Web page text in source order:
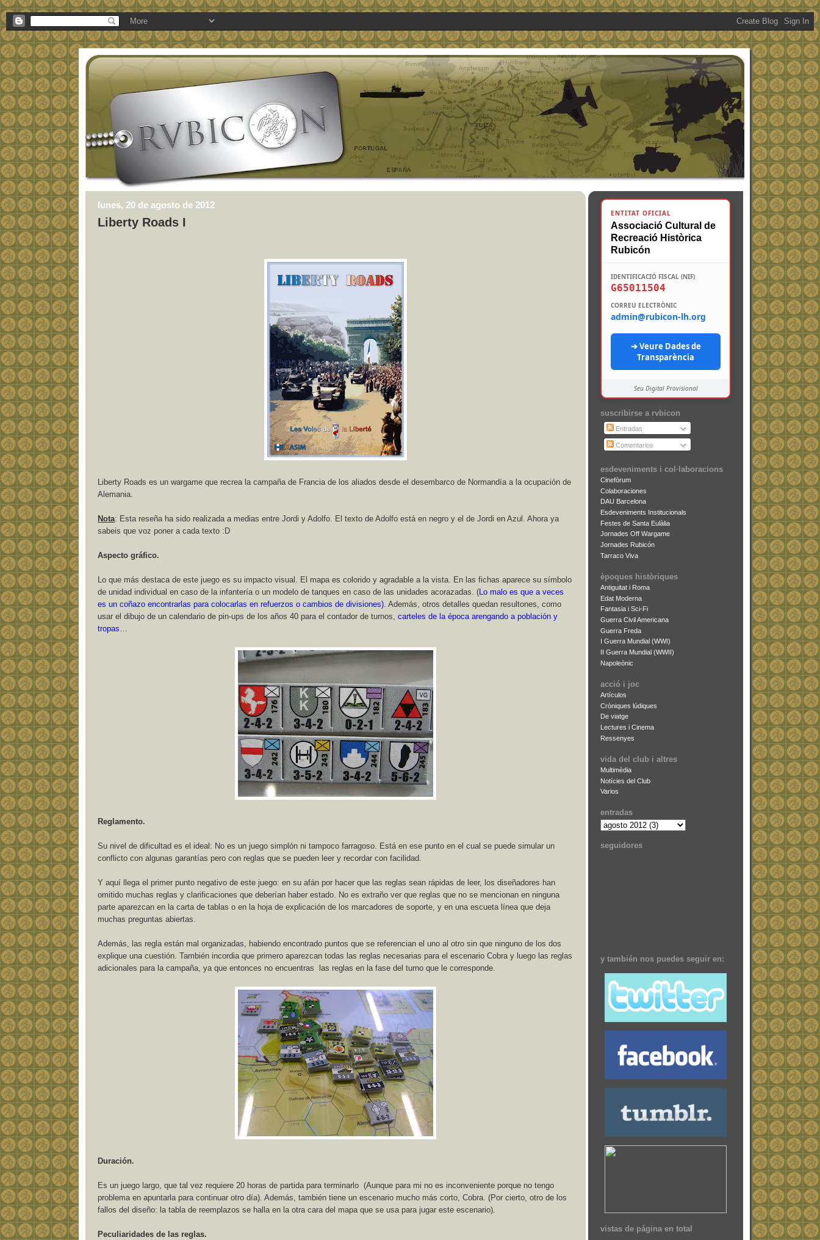
lunes, 20 de agosto de 2012
Liberty Roads I
Liberty Roads es un wargame que recrea la campaña de Francia de los aliados desde el desembarco de Normandía a la ocupación de
Alemania.
Nota: Esta reseña ha sido realizada a medias entre Jordi y Adolfo. El texto de Adolfo está en negro y el de Jordi en Azul. Ahora ya
sabeis que voz poner a cada texto :D
Aspecto gráfico.
Lo que más destaca de este juego es su impacto visual. El mapa es colorido y agradable a la vista. En las fichas aparece su símbolo
de unidad individual en caso de la infantería o un modelo de tanques en caso de las unidades acorazadas. (Lo malo es que a veces
es un coñazo encontrarlas para colocarlas en refuerzos o cambios de divisiones). Además, otros detalles quedan resultones, como
usar el dibujo de un calendario de pin-ups de los años 40 para el contador de turnos, carteles de la época arengando a población y
tropas…
Reglamento.
Su nivel de dificultad es el ideal: No es un juego simplón ni tampoco farragoso. Está en ese punto en el cual se puede simular un
conflicto con algunas garantías pero con reglas que se pueden leer y recordar con facilidad.
Y aquí llega el primer punto negativo de este juego: en su afán por hacer que las reglas sean rápidas de leer, los diseñadores han
omitido muchas reglas y clarificaciones que deberían haber estado. No es extraño ver que reglas que no se mencionan en ninguna
parte aparezcan en la carta de tablas o en la hoja de explicación de los marcadores de soporte, y en una escueta línea que deja
muchas preguntas abiertas.
Además, las regla están mal organizadas, habiendo encontrado puntos que se referencian el uno al otro sin que ninguno de los dos
explique una cuestión. También incordia que primero aparezcan todas las reglas necesarias para el escenario Cobra y luego las reglas
adicionales para la campaña, ya que entonces no encuentras
las reglas en la fase del turno que le corresponde.
Duración.
Es un juego largo, que tal vez requiere 20 horas de partida para terminarlo (Aunque para mi no es inconveniente porque no tengo
problema en apuntarla para continuar otro día). Además, también tiene un escenario mucho más corto, Cobra. (Por cierto, otro de los
fallos del diseño: la tabla de reemplazos se halla en la otra cara del mapa que se usa para jugar este escenario).
Peculiaridades de las reglas.
ENTITAT OFICIAL
Associació Cultural de
Recreació Històrica
Rubicón
IDENTIFICACIÓ FISCAL (NIF)
G65011504
CORREU ELECTRÒNIC
admin@rubicon-lh.org
➔ Veure Dades de
Transparència
Seu Digital Provisional
suscribirse a rvbicon
Entradas
Comentarios
esdeveniments i col·laboracions
Cinefòrum
Colaboraciones
DAU Barcelona
Esdeveniments Institucionals
Festes de Santa Eulàlia
Jornades Off Wargame
Jornades Rubicón
Tarraco Viva
èpoques històriques
Antiguitat i Roma
Edat Moderna
Fantasia i Sci-Fi
Guerra Civil Americana
Guerra Freda
I Guerra Mundial (WWI)
II Guerra Mundial (WWII)
Napoleònic
acció i joc
Artículos
Cròniques lúdiques
De viatge
Lectures i Cinema
Ressenyes
vida del club i altres
Multimèdia
Notícies del Club
Varios
entradas
seguidores
y también nos puedes seguir en:
vistas de página en total